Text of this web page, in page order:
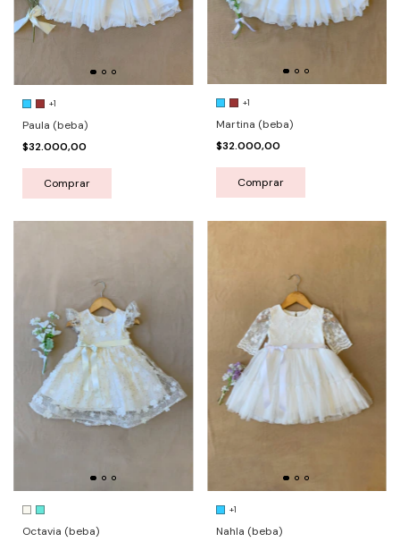
+1
Paula (beba)
$32.000,00
Comprar
+1
Martina (beba)
$32.000,00
Comprar
Octavia (beba)
+1
Nahla (beba)